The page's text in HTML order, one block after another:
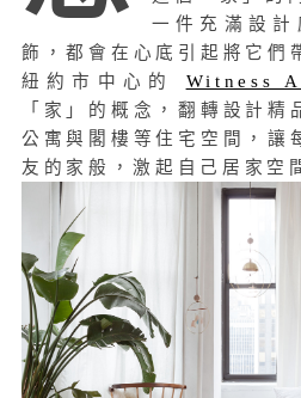
一件充滿設計
飾，都會在心底引起將它們
紐約市中心的 Witness
「家」的概念，翻轉設計精
公寓與閣樓等住宅空間，讓
友的家般，激起自己居家空